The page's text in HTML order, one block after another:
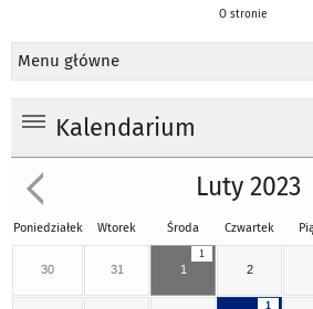
O stronie
Menu główne
Kalendarium
Luty 2023
Poniedziałek Wtorek Środa Czwartek
30 31
1
1 2
1